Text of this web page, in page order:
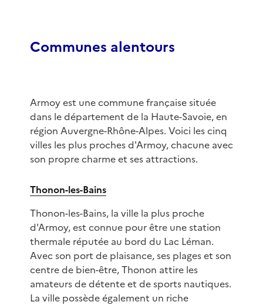
Communes alentours
Armoy est une commune française située
dans le département de la Haute-Savoie, en
région Auvergne-Rhône-Alpes. Voici les cinq
villes les plus proches d'Armoy, chacune avec
son propre charme et ses attractions.
Thonon-les-Bains
Thonon-les-Bains, la ville la plus proche
d'Armoy, est connue pour être une station
thermale réputée au bord du Lac Léman.
Avec son port de plaisance, ses plages et son
centre de bien-être, Thonon attire les
amateurs de détente et de sports nautiques.
La ville possède également un riche